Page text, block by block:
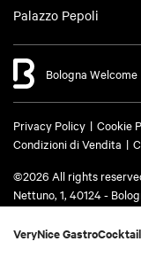
VeryNice
Palazzo Pepoli
Bologna Welcome
Privacy Policy Cookie
Condizioni di Vendita
©2026 All rights
Nettuno, 1, 40124 -
PEC: